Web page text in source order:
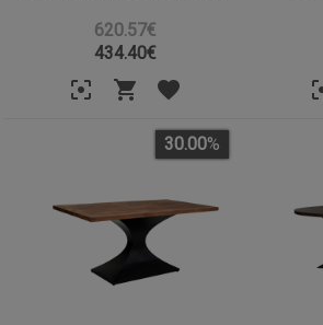
620.57€
434.40€
30.00%